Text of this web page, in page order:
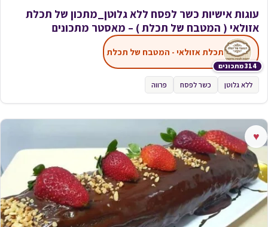
עוגות אישיות כשר לפסח ללא גלוטן_מתכון של תכלת
אזולאי ( המטבח של תכלת ) – מאסטר מתכונים
314 מתכונים
תכלת אזולאי - המטבח של תכלת
ללא גלוטן כשר לפסח פרווה
♥